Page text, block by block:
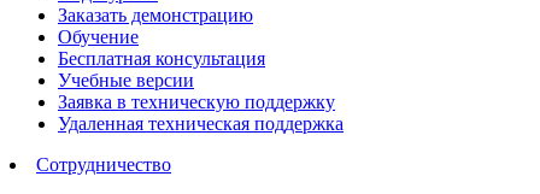
Заказать демонстрацию
Обучение
Бесплатная консультация
Учебные версии
Заявка в техническую поддержку
Удаленная техническая поддержка
Сотрудничество